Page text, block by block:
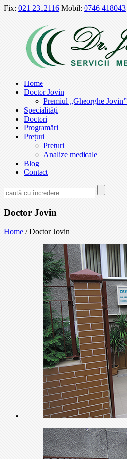
Fix: 021 2312116 Mobil: 0746 418043
Home
Doctor Jovin
Premiul „Gheorghe Jovin”
Specialități
Doctori
Programări
Prețuri
Prețuri
Analize medicale
Blog
Contact
Doctor Jovin
Home /Doctor Jovin